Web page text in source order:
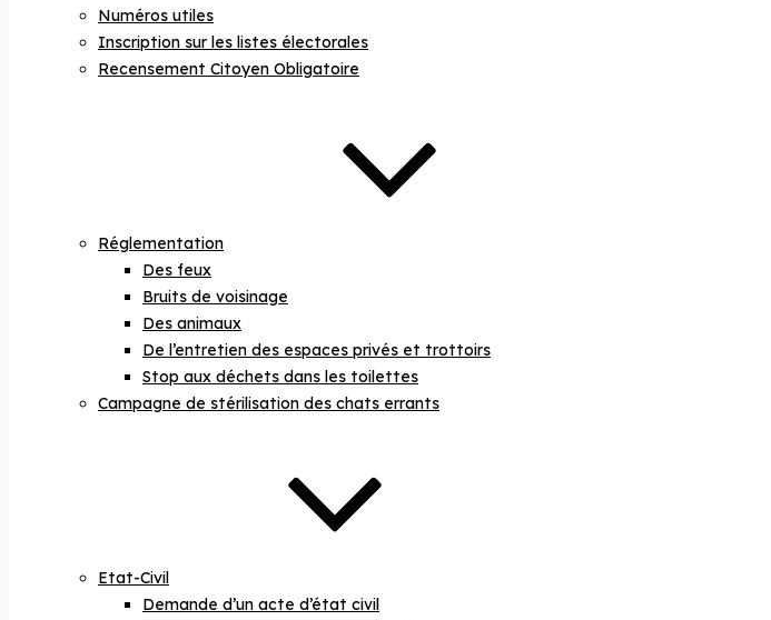
Numéros utiles
Inscription sur les listes électorales
Recensement Citoyen Obligatoire
Réglementation
Des feux
Bruits de voisinage
Des animaux
De l’entretien des espaces privés et trottoirs
Stop aux déchets dans les toilettes
Campagne de stérilisation des chats errants
Etat-Civil
Demande d’un acte d’état civil